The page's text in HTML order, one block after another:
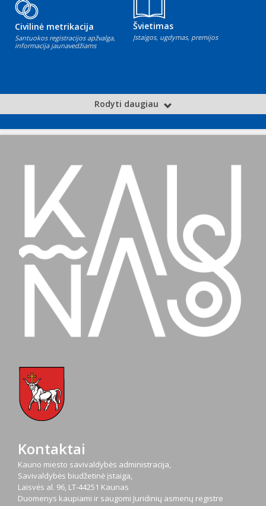
Civilinė metrikacija
Santuokos registracijos apžvalga,
informacija jaunavedžiams
Švietimas
Įstaigos, ugdymas, premijos
Rodyti daugiau
Kontaktai
Kauno miesto savivaldybės administracija,
Savivaldybės biudžetinė įstaiga,
Laisvės al. 96, LT-44251 Kaunas
Duomenys kaupiami ir saugomi Juridinių asmenų registre